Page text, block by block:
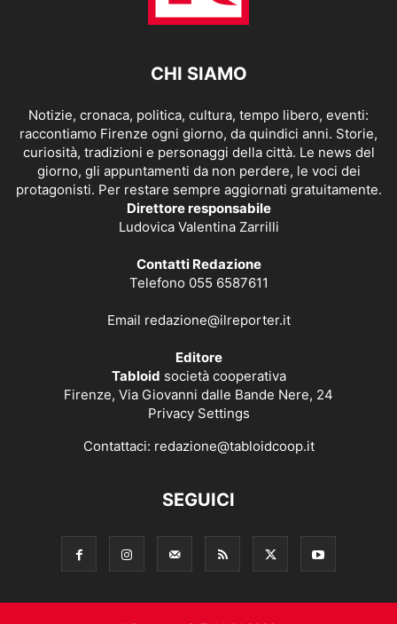
CHI SIAMO
Notizie, cronaca, politica, cultura, tempo libero, eventi:
raccontiamo Firenze ogni giorno, da quindici anni. Storie,
curiosità, tradizioni e personaggi della città. Le news del
giorno, gli appuntamenti da non perdere, le voci dei
protagonisti. Per restare sempre aggiornati gratuitamente.
Direttore responsabile
Ludovica Valentina Zarrilli
Contatti Redazione
Telefono 055 6587611
Email redazione@ilreporter.it
Editore
Tabloid società cooperativa
Firenze, Via Giovanni dalle Bande Nere, 24
Privacy Settings
Contattaci: redazione@tabloidcoop.it
SEGUICI